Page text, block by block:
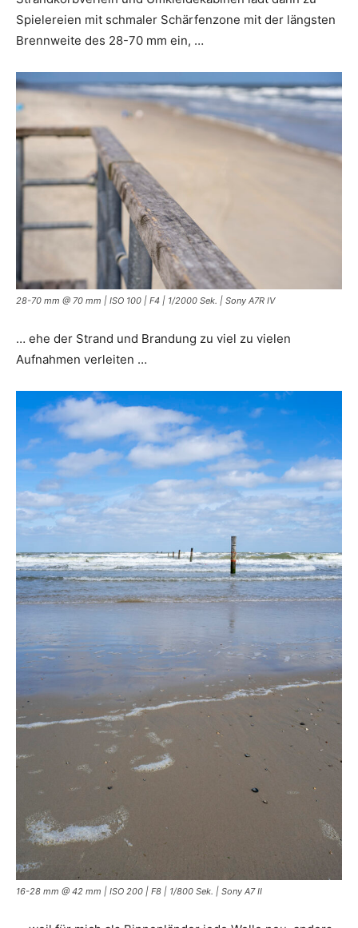
Spielereien mit schmaler Schärfenzone mit der längsten
Brennweite des 28-70 mm ein, …
28-70 mm @ 70 mm | ISO 100 | F4 | 1/2000 Sek. | Sony A7R IV
… ehe der Strand und Brandung zu viel zu vielen
Aufnahmen verleiten …
16-28 mm @ 42 mm | ISO 200 | F8 | 1/800 Sek. | Sony A7 II